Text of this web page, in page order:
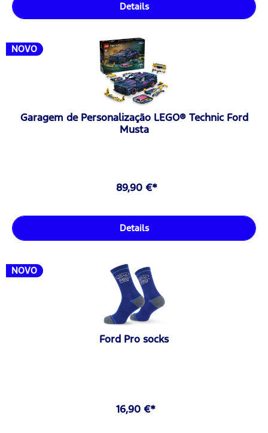
Details
NOVO
Garagem de Personalização LEGO® Technic Ford
Musta
89,90 €*
Details
NOVO
Ford Pro socks
16,90 €*